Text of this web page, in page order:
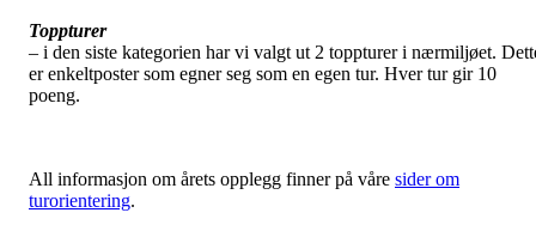
Toppturer
– i den siste kategorien har vi valgt ut 2 toppturer i nærmiljøet.
er enkeltposter som egner seg som en egen tur. Hver tur gir 10
poeng.
All informasjon om årets opplegg finner på våre sider om
turorientering.